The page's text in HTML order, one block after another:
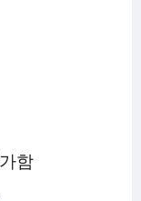
함